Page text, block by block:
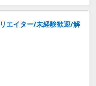
エイター/未経験歓迎/解